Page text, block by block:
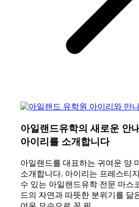
아일랜드유학의 새로운 안
아이리를 소개합니다
아일랜드를 대표하는 귀여운 양
소개합니다. 아이리는 프레스티
수 있는 아일랜드유학 전문 마스
드의 자연과 따뜻한 분위기를 닮